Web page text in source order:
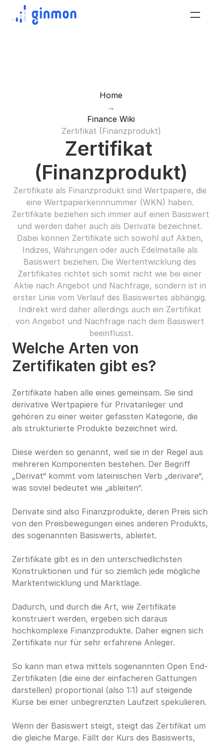
Home
→
Finance Wiki
Zertifikat (Finanzprodukt)
Zertifikat
(Finanzprodukt)
Zertifikate als Finanzprodukt sind Wertpapiere, die
eine Wertpapierkennnummer (WKN) haben.
Zertifikate beziehen sich immer auf einen Basiswert
und werden daher auch als Derivate bezeichnet.
Dabei können Zertifikate sich sowohl auf Aktien,
Indizes, Währungen oder auch Edelmetalle als
Basiswert beziehen. Die Wertentwicklung des
Zertifikates richtet sich somit nicht wie bei einer
Aktie nach Angebot und Nachfrage, sondern ist in
erster Linie vom Verlauf des Basiswertes abhängig.
Indirekt wird daher allerdings auch ein Zertifikat
von Angebot und Nachfrage nach dem Basiswert
beeinflusst.
Welche Arten von
Zertifikaten gibt es?
Zertifikate haben alle eines gemeinsam. Sie sind
derivative Wertpapiere für Privatanleger und
gehören zu einer weiter gefassten Kategorie, die
als strukturierte Produkte bezeichnet wird.
Diese werden so genannt, weil sie in der Regel aus
mehreren Komponenten bestehen. Der Begriff
„Derivat“ kommt vom lateinischen Verb „derivare“,
was soviel bedeutet wie „ableiten“.
Derivate sind also Finanzprodukte, deren Preis sich
von den Preisbewegungen eines anderen Produkts,
des sogenannten Basiswerts, ableitet.
Zertifikate gibt es in den unterschiedlichsten
Konstruktionen und für so ziemlich jede mögliche
Marktentwicklung und Marktlage.
Dadurch, und durch die Art, wie Zertifikate
konstruiert werden, ergeben sich daraus
hochkomplexe Finanzprodukte. Daher eignen sich
Zertifikate nur für sehr erfahrene Anleger.
So kann man etwa mittels sogenannten Open End-
Zertifikaten (die eine der einfacheren Gattungen
darstellen) proportional (also 1:1) auf steigende
Kurse bei einer unbegrenzten Laufzeit spekulieren.
Wenn der Basiswert steigt, steigt das Zertifikat um
die gleiche Marge. Fällt der Kurs des Basiswerts,